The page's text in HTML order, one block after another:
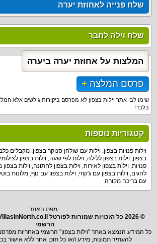
שלח פנייה לאחוזת יערה
שלח וילה לחבר
פרסם המלצה
המלצות על אחוזת יערה ביערה
שימו לב! אתר וילות בצפון לא מפרסם ביקורות גולשים אלא
בלבד!
קטגוריות נוספות
וילות פנויות בצפון, וילות עם שולחן סנוקר בצפון, מקבלים
בצפון, וילות בצפון ללילה, וילות לפי שעה, וילות בצפון
פנויות, וילות בצפון לאירוח, וילות בצפון לחתונה, וילות
לחגים, וילות בצפון עם ג'קוזי, וילות בצפון עם נוף, מלונות
עם בריכה מקורה
מפת האתר
הרשמי
כל המידע הנמצא באתר "וילות בצפון" הרשמי באחריות
להעתיד תמונות, מידע ו/או כל תוכן אחר ללא אישור